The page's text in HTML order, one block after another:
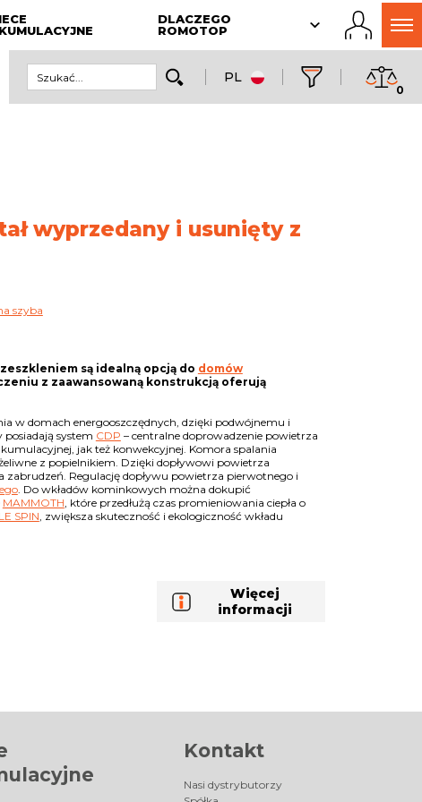
DLACZEGO
ROMOTOP
PL
0
wyprzedany i usunięty z
szyba
są idealną opcją do domów
z zaawansowaną konstrukcją oferują
w domach energooszczędnych, dzięki podwójnemu i
system CDP – centralne doprowadzenie powietrza
jak też konwekcyjnej. Komora spalania
z popielnikiem. Dzięki dopływowi powietrza
zabrudzeń. Regulację dopływu powietrza pierwotnego i
. Do wkładów kominkowych można dokupić
MAMMOTH, które przedłużą czas promieniowania ciepła o
SPIN, zwiększa skuteczność i ekologiczność wkładu
Więcej
informacji
Kontakt
Nasi dystrybutorzy